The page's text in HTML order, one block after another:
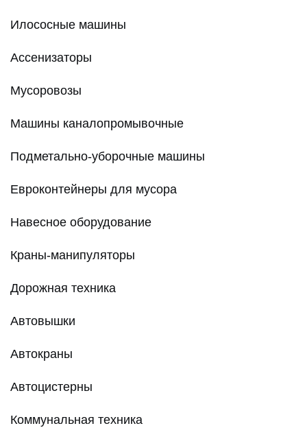
Илососные машины
Ассенизаторы
Мусоровозы
Машины каналопромывочные
Подметально-уборочные машины
Евроконтейнеры для мусора
Навесное оборудование
Краны-манипуляторы
Дорожная техника
Автовышки
Автокраны
Автоцистерны
Коммунальная техника